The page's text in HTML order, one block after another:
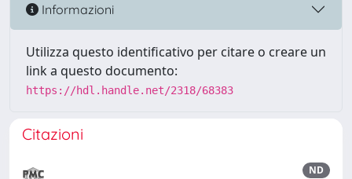
Informazioni
Utilizza questo identificativo per citare o creare un
link a questo documento:
https://hdl.handle.net/2318/68383
Citazioni
ND